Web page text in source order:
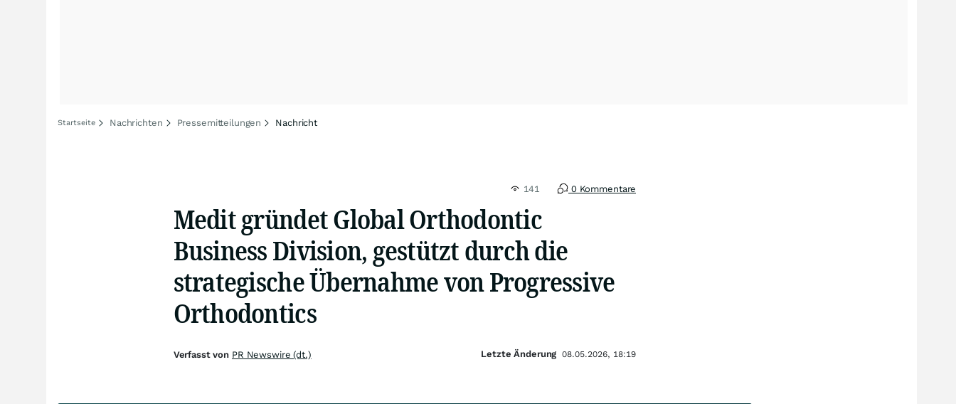
Startseite Nachrichten Pressemitteilungen Nachricht
141 0 Kommentare
Medit gründet Global Orthodontic
Business Division, gestützt durch die
strategische Übernahme von Progressive
Orthodontics
Verfasst von PR Newswire (dt.) Letzte Änderung 08.05.2026, 18:19